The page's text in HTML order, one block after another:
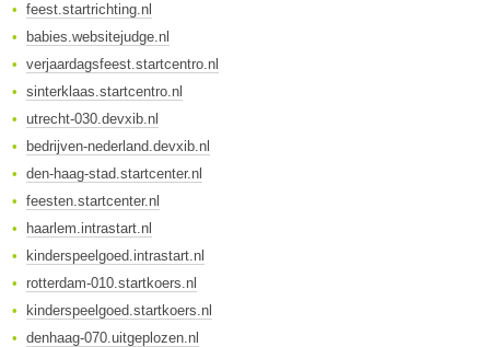
feest.startrichting.nl
babies.websitejudge.nl
verjaardagsfeest.startcentro.nl
sinterklaas.startcentro.nl
utrecht-030.devxib.nl
bedrijven-nederland.devxib.nl
den-haag-stad.startcenter.nl
feesten.startcenter.nl
haarlem.intrastart.nl
kinderspeelgoed.intrastart.nl
rotterdam-010.startkoers.nl
kinderspeelgoed.startkoers.nl
denhaag-070.uitgeplozen.nl